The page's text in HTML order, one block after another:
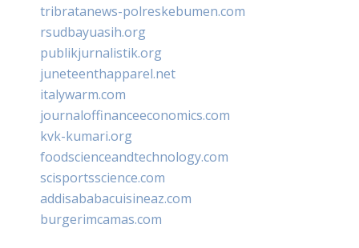
tribratanews-polreskebumen.com
rsudbayuasih.org
publikjurnalistik.org
juneteenthapparel.net
italywarm.com
journaloffinanceeconomics.com
kvk-kumari.org
foodscienceandtechnology.com
scisportsscience.com
addisababacuisineaz.com
burgerimcamas.com